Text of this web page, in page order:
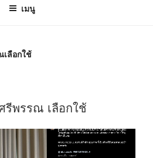
เมนู
ลือกใช้
พรรณ เลือกใช้